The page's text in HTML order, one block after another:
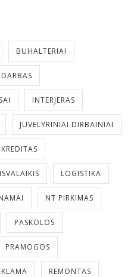
BUHALTERIAI
DARBAS
INTERJERAS
JUVELYRINIAI DIRBAINIAI
KREDITAS
LOGISTIKA
NT PIRKIMAS
PASKOLOS
PRAMOGOS
REMONTAS